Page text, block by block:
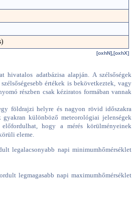
[oxhN],[oxhX]
hivatalos adatbázisa alapján. A szélsőségek
értékek is bekövetkeztek, vagy
részben csak kéziratos formában vannak
földrajzi helyre és nagyon rövid időszakra
különböző meteorológiai jelenségek
előfordulhat, hogy a mérés körülményeinek
eleme.
legalacsonyabb napi minimumhőmérséklet
legmagasabb napi maximumhőmérséklet